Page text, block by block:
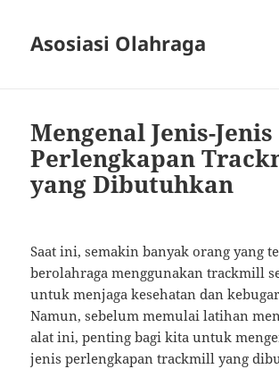
Asosiasi Olahraga
Mengenal Jenis-Jenis
Perlengkapan
yang Dibutuhkan
Saat ini, semakin banyak orang yang
berolahraga menggunakan trackmill
untuk menjaga kesehatan dan
Namun, sebelum memulai latihan
alat ini, penting bagi kita untuk
jenis perlengkapan trackmill yang